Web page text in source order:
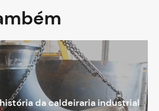
da caldeiraria industrial